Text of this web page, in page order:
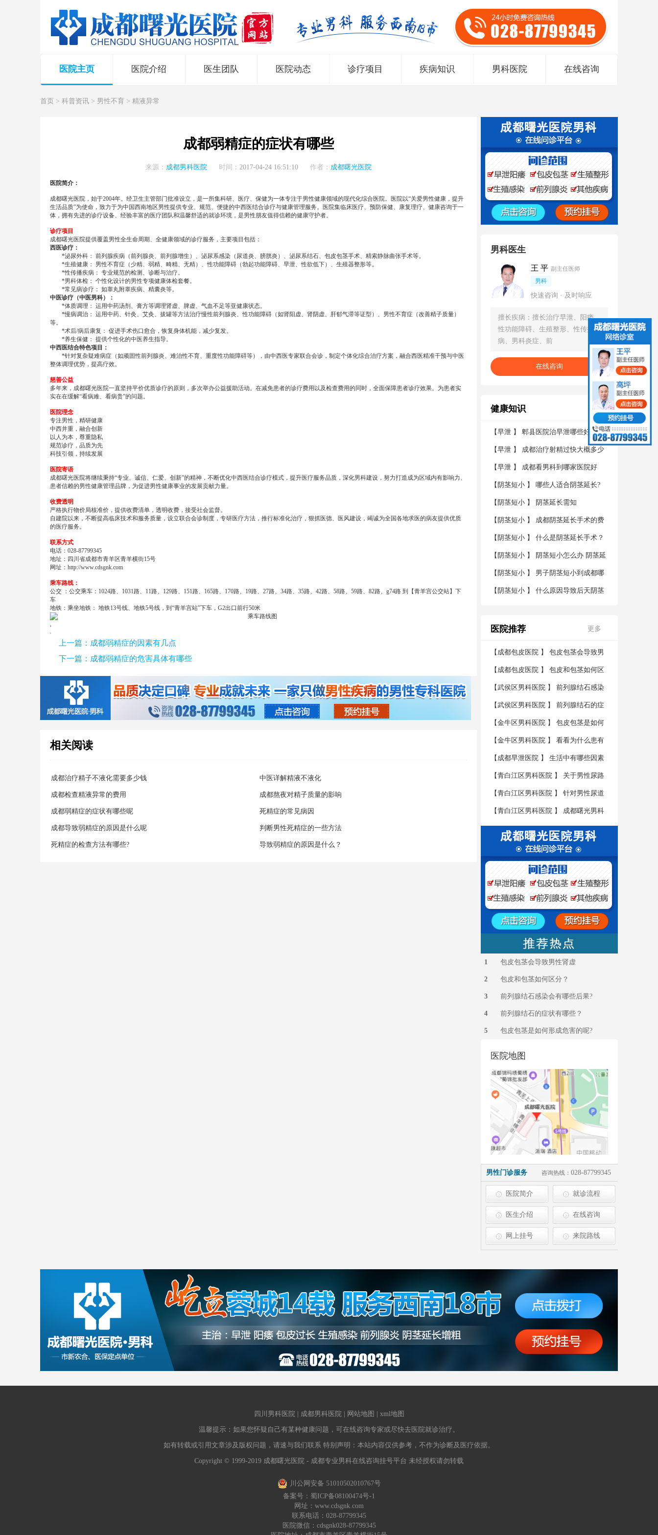
医院主页 医院介绍 医生团队 医院动态 诊疗项目 疾病知识 男科医院 在线咨询
首页 > 科普资讯 > 男性不育 > 精液异常
成都弱精症的症状有哪些
来源： 成都男科医院 时间： 2017-04-24 16:51:10 作者： 成都曙光医院
医院简介：
成都曙光医院，始于2004年。经卫生主管部门批准设立，是一所集科研、医疗、保健为一体专注于男性健康领域的现代化综合医院。医院以“关爱男性健康，提升
生活品质”为使命，致力于为中国西南地区男性提供专业、规范、便捷的中西医结合诊疗与健康管理服务。医院集临床医疗、预防保健、康复理疗、健康咨询于一
体，拥有先进的诊疗设备、经验丰富的医疗团队和温馨舒适的就诊环境，是男性朋友值得信赖的健康守护者。
诊疗项目
成都曙光医院提供覆盖男性全生命周期、全健康领域的诊疗服务，主要项目包括：
西医诊疗：
*泌尿外科： 前列腺疾病（前列腺炎、前列腺增生）、泌尿系感染（尿道炎、膀胱炎）、泌尿系结石、包皮包茎手术、精索静脉曲张手术等。
*生殖健康： 男性不育症（少精、弱精、畸精、无精）、性功能障碍（勃起功能障碍、早泄、性欲低下）、生殖器整形等。
*性传播疾病： 专业规范的检测、诊断与治疗。
*男科体检： 个性化设计的男性专项健康体检套餐。
*常见病诊疗： 如睾丸附睾疾病、精囊炎等。
中医诊疗（中医男科）：
*体质调理： 运用中药汤剂、膏方等调理肾虚、脾虚、气血不足等亚健康状态。
*慢病调治： 运用中药、针灸、艾灸、拔罐等方法治疗慢性前列腺炎、性功能障碍（如肾阳虚、肾阴虚、肝郁气滞等证型）、男性不育症（改善精子质量）
等。
*术后/病后康复： 促进手术伤口愈合，恢复身体机能，减少复发。
*养生保健： 提供个性化的中医养生指导。
中西医结合特色项目：
*针对复杂疑难病症（如顽固性前列腺炎、难治性不育、重度性功能障碍等），由中西医专家联合会诊，制定个体化综合治疗方案，融合西医精准干预与中医
整体调理优势，提高疗效。
慈善公益
多年来，成都曙光医院一直坚持平价优质诊疗的原则，多次举办公益援助活动。在减免患者的诊疗费用以及检查费用的同时，全面保障患者诊疗效果。为患者实
实在在缓解“看病难、看病贵”的问题。
医院理念
专注男性，精研健康
中西并重，融合创新
以人为本，尊重隐私
规范诊疗，品质为先
科技引领，持续发展
医院寄语
成都曙光医院将继续秉持“专业、诚信、仁爱、创新”的精神，不断优化中西医结合诊疗模式，提升医疗服务品质，深化男科建设，努力打造成为区域内有影响力、
患者信赖的男性健康管理品牌，为促进男性健康事业的发展贡献力量。
收费透明
严格执行物价局核准价，提供收费清单，透明收费，接受社会监督。
自建院以来，不断提高临床技术和服务质量，设立联合会诊制度，专研医疗方法，推行标准化治疗，狠抓医德、医风建设，竭诚为全国各地求医的病友提供优质
的医疗服务。
联系方式
电话：028-87799345
地址：四川省成都市青羊区青羊横街15号
网址： http://www.cdsgnk.com
乘车路线：
公交 ：公交乘车：1024路、1031路、11路、129路、151路、165路、170路、19路、27路、34路、35路、42路、58路、59路、82路、g74路 到【青羊宫公交站】下
车
地铁：乘坐地铁： 地铁13号线、地铁5号线，到“青羊宫站”下车，G2出口前行50米
,
.
上一篇： 成都弱精症的因素有几点
下一篇： 成都弱精症的危害具体有哪些
相关阅读
成都治疗精子不液化需要多少钱 中医详解精液不液化
成都检查精液异常的费用 成都熬夜对精子质量的影响
成都弱精症的症状有哪些呢 死精症的常见病因
成都导致弱精症的原因是什么呢 判断男性死精症的一些方法
死精症的检查方法有哪些? 导致弱精症的原因是什么？
男科医生
王 平 副主任医师
男科
快速咨询 · 及时响应
擅长疾病：擅长治疗早泄、阳痿、
性功能障碍、生殖整形、性传播疾
病、男科炎症、前
在线咨询
健康知识 更多
【早泄 】 郫县医院治早泄哪些好
【早泄 】 成都治疗射精过快大概多少
钱
【早泄 】 成都看男科到哪家医院好
【 阴茎短小 】 哪些人适合阴茎延长?
【 阴茎短小 】 阴茎延长需知
【 阴茎短小 】 成都阴茎延长手术的费
用？
【 阴茎短小 】 什么是阴茎延长手术？
【 阴茎短小 】 阴茎短小怎么办 阴茎延
长术帮您解决烦恼
【 阴茎短小 】 男子阴茎短小到成都哪
家医院看好
【 阴茎短小 】 什么原因导致后天阴茎
医院推荐 更多
【 成都包皮医院 】 包皮包茎会导致男
性肾虚
【 成都包皮医院 】 包皮和包茎如何区
分？
【武侯区男科医院 】 前列腺结石感染
会有哪些后果?
【武侯区男科医院 】 前列腺结石的症
状有哪些？
【金牛区男科医院 】 包皮包茎是如何
形成危害的呢?
【金牛区男科医院 】 看看为什么患有
包皮包茎疾病要尽早的治疗呢?
【 成都早泄医院 】 生活中有哪些因素
是会导致男性不育的呢?
【青白江区男科医院 】 关于男性尿路
感染患者的三大护理具体是什么呢?
【青白江区男科医院 】 针对男性尿道
炎要如何进行护理呢?
【青白江区男科医院 】 成都曙光男科
医学医院教您如何辨别尿道炎
1 包皮包茎会导致男性肾虚
2 包皮和包茎如何区分？
3 前列腺结石感染会有哪些后果?
4 前列腺结石的症状有哪些？
5 包皮包茎是如何形成危害的呢?
医院地图
男性门诊服务 咨询热线： 028-87799345
医院简介 就诊流程
医生介绍 在线咨询
网上挂号 来院路线
四川男科医院| 成都男科医院| 网站地图 xml地图
温馨提示：如果您怀疑自己有某种健康问题，可在线咨询专家或尽快去医院就诊治疗。
如有转载或引用文章涉及版权问题，请速与我们联系 特别声明：本站内容仅供参考，不作为诊断及医疗依据。
Copyright © 1999-2019 成都曙光医院 - 成都专业男科在线咨询挂号平台 未经授权请勿转载
川公网安备 51010502010767号
备案号： 蜀ICP备08100474号-1
网址： www.cdsgnk.com
联系电话：028-87799345
医院微信：cdsgnk028-87799345